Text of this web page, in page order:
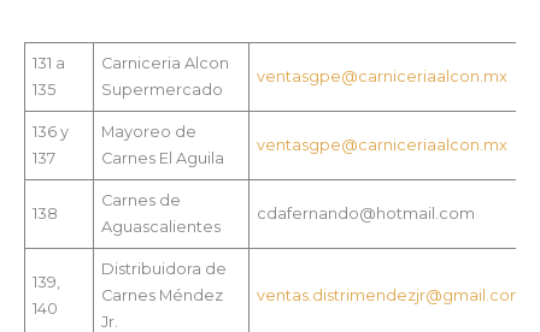
131 a
135
Carniceria Alcon
Supermercado
ventasgpe@carniceriaalcon.mx
136 y
137
Mayoreo de
Carnes El Aguila
ventasgpe@carniceriaalcon.mx
138
Carnes de
Aguascalientes
cdafernando@hotmail.com
139,
140
Distribuidora de
Carnes Méndez
Jr.
ventas.distrimendezjr@gmail.com